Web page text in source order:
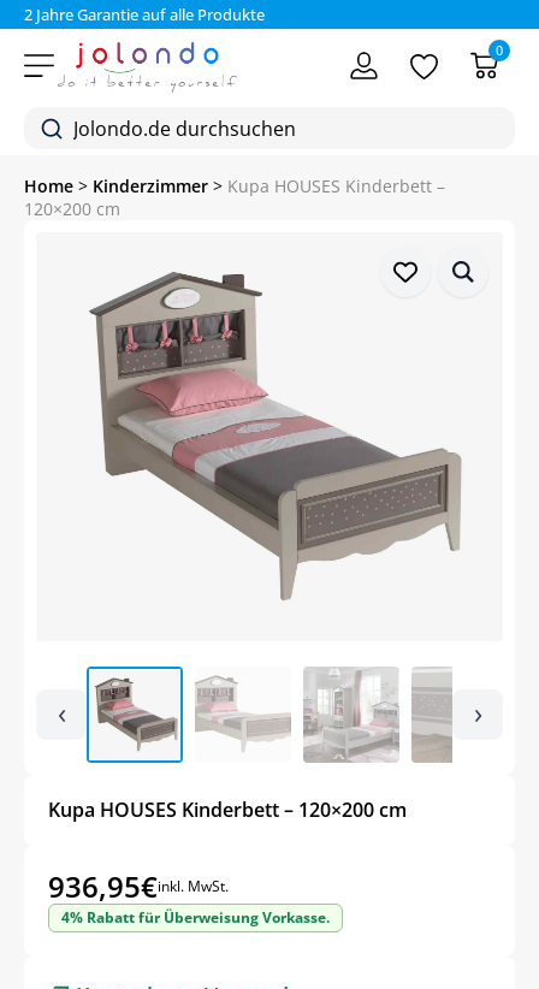
Bezahlen Sie auf Rechnung (30 Tage)
0
Home > Kinderzimmer > Kupa HOUSES Kinderbett –
120×200 cm
‹ ›
Kupa HOUSES Kinderbett – 120×200 cm
936,95€inkl. MwSt.
4% Rabatt für Überweisung Vorkasse.